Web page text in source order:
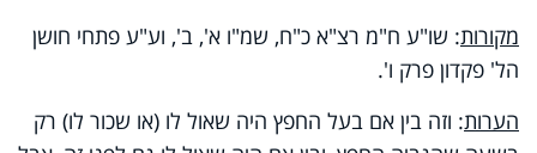
מקורות: שו"ע ח"מ רצ"א כ"ח, שמ"ו א', ב', וע"ע פתחי חושן
הל' פקדון פרק ו'.
הערות: וזה בין אם בעל החפץ היה שאול לו (או שכור לו) רק